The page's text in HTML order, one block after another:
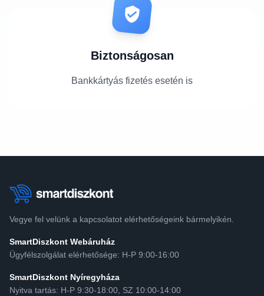
Biztonságosan
Bankkártyás fizetés esetén is
Vegye fel velünk a kapcsolatot elérhetőségeink bármelyikén.
SmartDiszkont Webáruház
Ügyfélszolgálat elérhetősége: H-P 9:00-16:00
SmartDiszkont Nyíregyháza
Nyitva tartás: H-P 9:30-18:00, SZ 10:00-14:00